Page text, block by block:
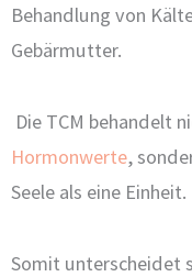
Behandlung von
Gebärmutter.
Die TCM behandelt
Hormonwerte,
Seele als eine Einheit.
Somit unterscheidet